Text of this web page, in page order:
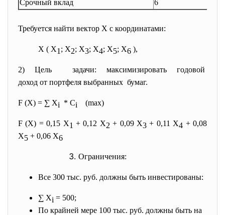
Срочный вклад 6
Требуется найти вектор Х с координатами:
X ( X1 ; X2; X3; X4; X5; X6 ),
2) Цель задачи: максимизировать годовой
доход от портфеля выбранных бумаг.
F (X) = ∑ Xi * Сi (mах)
F (X) = 0,15 X1 + 0,12 X2 + 0,09 X3 + 0,11 X4 + 0,08
X5 + 0,06 X6
Ограничения:
Все 300 тыс. руб. должны быть инвестированы:
∑ Xi = 500;
По крайней мере 100 тыс. руб. должны быть на